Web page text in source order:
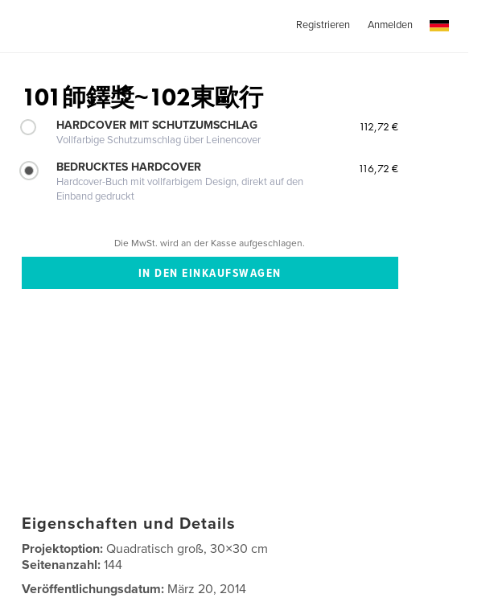
Registrieren Anmelden
101師鐸獎~102東歐行
HARDCOVER MIT SCHUTZUMSCHLAG
Vollfarbige Schutzumschlag über Leinencover
112,72 €
BEDRUCKTES HARDCOVER
Hardcover-Buch mit vollfarbigem Design, direkt auf den
Einband gedruckt
116,72 €
Die MwSt. wird an der Kasse aufgeschlagen.
Eigenschaften und Details
Projektoption:Quadratisch groß, 30×30 cm
Seitenanzahl:144
Veröffentlichungsdatum: März 20, 2014